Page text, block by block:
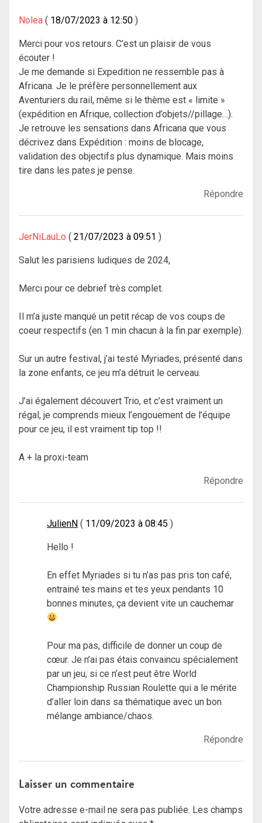
Nolea 18/07/2023 à 12:50
Merci pour vos retours. C’est un plaisir de vous
écouter !
Je me demande si Expedition ne ressemble pas à
Africana. Je le préfère personnellement aux
Aventuriers du rail, même si le thème est « limite »
(expédition en Afrique, collection d’objets//pillage…).
Je retrouve les sensations dans Africana que vous
décrivez dans Expédition : moins de blocage,
validation des objectifs plus dynamique. Mais moins
tire dans les pates je pense.
Répondre
JerNiLauLo 21/07/2023 à 09:51
Salut les parisiens ludiques de 2024,
Merci pour ce debrief très complet.
Il m’a juste manqué un petit récap de vos coups de
coeur respectifs (en 1 min chacun à la fin par exemple).
Sur un autre festival, j’ai testé Myriades, présenté dans
la zone enfants, ce jeu m’a détruit le cerveau.
J’ai également découvert Trio, et c’est vraiment un
régal, je comprends mieux l’engouement de l’équipe
pour ce jeu, il est vraiment tip top !!
A + la proxi-team
Répondre
JulienN 11/09/2023 à 08:45
Hello !
En effet Myriades si tu n’as pas pris ton café,
entrainé tes mains et tes yeux pendants 10
bonnes minutes, ça devient vite un cauchemar
Pour ma pas, difficile de donner un coup de
cœur. Je n’ai pas étais convaincu spécialement
par un jeu, si ce n’est peut être World
Championship Russian Roulette qui a le mérite
d’aller loin dans sa thématique avec un bon
mélange ambiance/chaos.
Répondre
Laisser un commentaire
Votre adresse e-mail ne sera pas publiée. Les champs